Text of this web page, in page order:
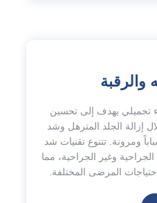
والرقبة
تجميلي يهدف إلى تحسين
إزالة الجلد المترهل وشد
ومرونة. تتنوع تقنيات شد
وغير الجراحية، مما
المرضى المختلفة.